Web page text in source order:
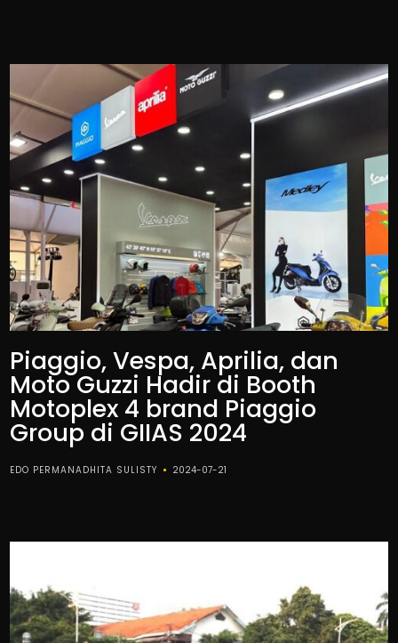
Piaggio, Vespa, Aprilia, dan
Moto Guzzi Hadir di Booth
Motoplex 4 brand Piaggio
Group di GIIAS 2024
EDO PERMANADHITA SULISTY 2024-07-21